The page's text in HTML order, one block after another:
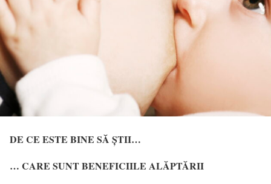
DE CE ESTE BINE SĂ ȘTII…
… CARE SUNT BENEFICIILE ALĂPTĂRII